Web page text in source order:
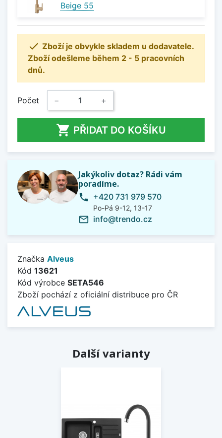
Beige 55
 Zboží je obvykle skladem u dodavatele.
Zboží odešleme během 2 - 5 pracovních
dnů.
Počet − +
 PŘIDAT DO KOŠÍKU
Jakýkoliv dotaz? Rádi vám
poradíme.
phone +420 731 979 570
Po-Pá 9-12, 13-17
mail_outline info@trendo.cz
Značka Alveus
Kód 13621
Kód výrobce SETA546
Zboží pochází z oficiální distribuce pro ČR
Další varianty